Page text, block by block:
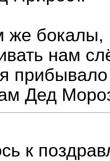
же бокалы,
нам
прибывало
Дед
к